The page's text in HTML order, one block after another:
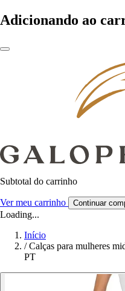
Adicionando ao
Subtotal do carrinho
Ver meu carrinho Continuar
Loading...
Início
/ Calças para mulheres
PT